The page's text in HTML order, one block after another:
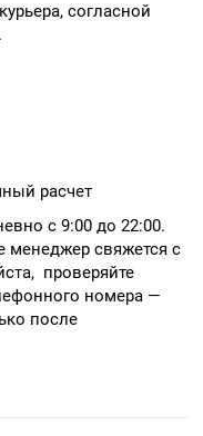
согласной
расчет
с 9:00 до 22:00.
менеджер свяжется с
проверяйте
номера —
после